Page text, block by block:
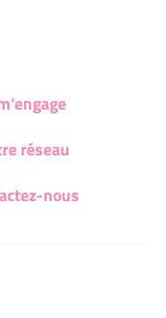
réseau
nous